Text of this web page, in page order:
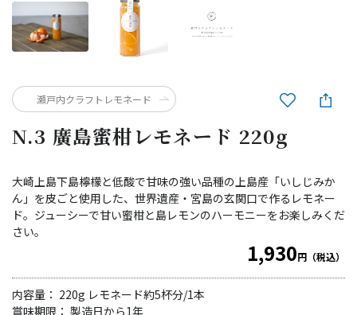
N.3 廣島蜜柑レモネード 220g
大崎上島下島檸檬と低酸で甘味の強い品種の上島産「いしじみか
ん」を皮ごと使用した、世界遺産・宮島の玄関口で作るレモネー
ド。ジューシーで甘い蜜柑と島レモンのハーモニーをお楽しみくだ
さい。
1,930円（税込）
内容量： 220g レモネード約5杯分/1本
賞味期限： 製造日から1年
瀬戸内クラフトレモネード